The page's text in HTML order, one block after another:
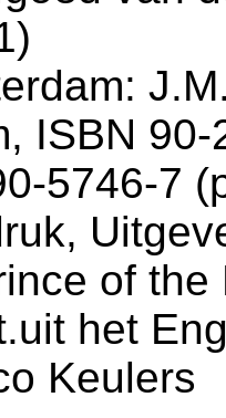
ISBN
5746-7
of
het
Keulers